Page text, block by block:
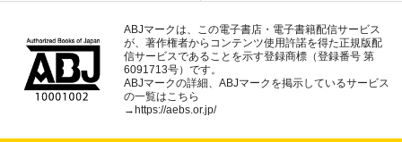
ABJマークは、この電子書店・電子書籍配信サービス
が、著作権者からコンテンツ使用許諾を得た正規版配
信サービスであることを示す登録商標（登録番号 第
6091713号）です。
ABJマークの詳細、ABJマークを掲示しているサービス
の一覧はこちら
→https://aebs.or.jp/